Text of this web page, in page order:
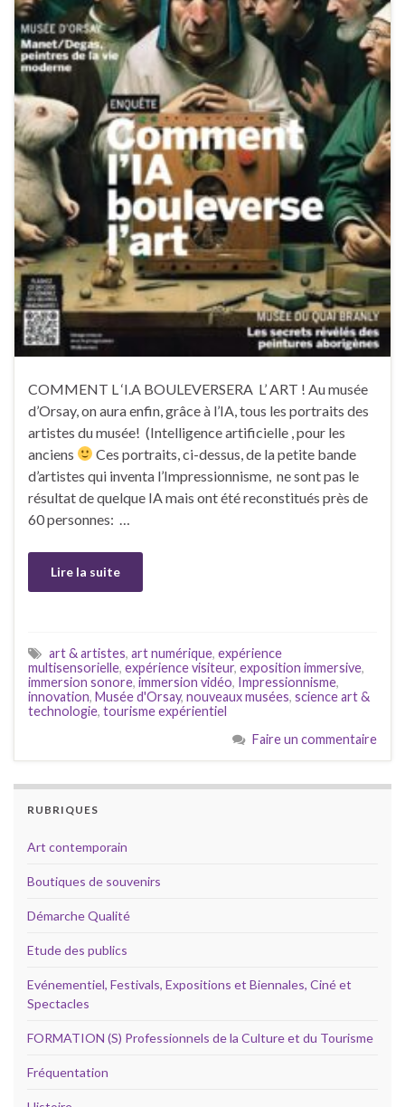
COMMENT L ‘I.A BOULEVERSERA L’ ART ! Au musée
d’Orsay, on aura enfin, grâce à l’IA, tous les portraits des
artistes du musée! (Intelligence artificielle , pour les
anciens
Ces portraits, ci-dessus, de la petite bande
d’artistes qui inventa l’Impressionnisme, ne sont pas le
résultat de quelque IA mais ont été reconstitués près de
60 personnes: …
Lire la suite
art & artistes, art numérique, expérience
multisensorielle, expérience visiteur, exposition immersive,
immersion sonore, immersion vidéo, Impressionnisme,
innovation, Musée d'Orsay, nouveaux musées, science art &
technologie, tourisme expérientiel
Faire un commentaire
RUBRIQUES
Art contemporain
Boutiques de souvenirs
Démarche Qualité
Etude des publics
Evénementiel, Festivals, Expositions et Biennales, Ciné et
Spectacles
FORMATION (S) Professionnels de la Culture et du Tourisme
Fréquentation